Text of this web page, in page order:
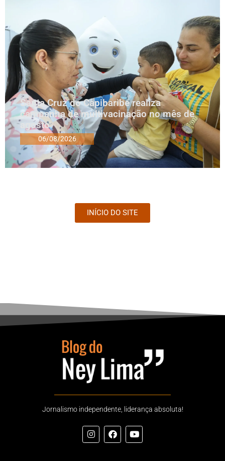
Santa Cruz do Capibaribe realiza
campanha de multivacinação no mês de
agosto
06/08/2026
INÍCIO DO SITE
Jornalismo independente, liderança absoluta!